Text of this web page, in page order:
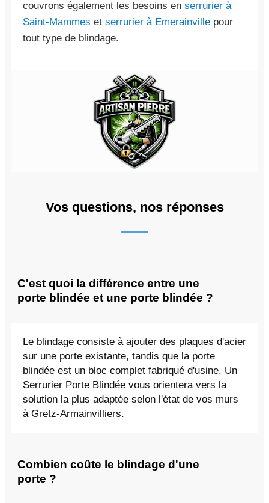
couvrons également les besoins en serrurier à
Saint-Mammes et serrurier à Emerainville pour
tout type de blindage.
Vos questions, nos réponses
C'est quoi la différence entre une
porte blindée et une porte blindée ?
Le blindage consiste à ajouter des plaques d'acier
sur une porte existante, tandis que la porte
blindée est un bloc complet fabriqué d'usine. Un
Serrurier Porte Blindée vous orientera vers la
solution la plus adaptée selon l'état de vos murs
à Gretz-Armainvilliers.
Combien coûte le blindage d'une
porte ?